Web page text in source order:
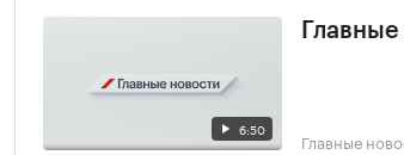
6:50 Главные